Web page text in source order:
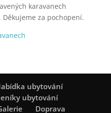
karavanech
za pochopení.
ubytování
ubytování
Doprava